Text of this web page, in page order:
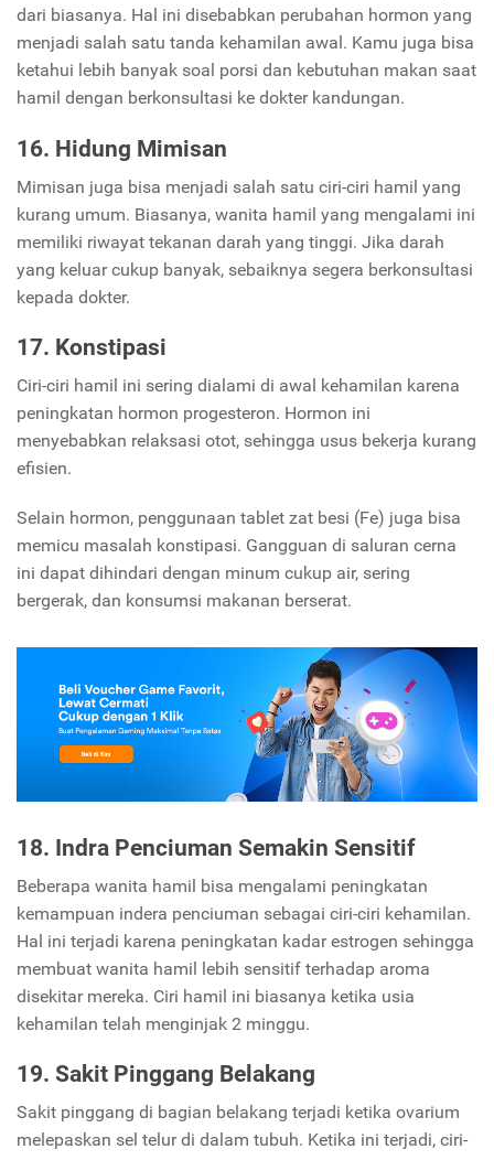
dari biasanya. Hal ini disebabkan perubahan hormon yang
menjadi salah satu tanda kehamilan awal. Kamu juga bisa
ketahui lebih banyak soal porsi dan kebutuhan makan saat
hamil dengan berkonsultasi ke dokter kandungan.
16. Hidung Mimisan
Mimisan juga bisa menjadi salah satu ciri-ciri hamil yang
kurang umum. Biasanya, wanita hamil yang mengalami ini
memiliki riwayat tekanan darah yang tinggi. Jika darah
yang keluar cukup banyak, sebaiknya segera berkonsultasi
kepada dokter.
17. Konstipasi
Ciri-ciri hamil ini sering dialami di awal kehamilan karena
peningkatan hormon progesteron. Hormon ini
menyebabkan relaksasi otot, sehingga usus bekerja kurang
efisien.
Selain hormon, penggunaan tablet zat besi (Fe) juga bisa
memicu masalah konstipasi. Gangguan di saluran cerna
ini dapat dihindari dengan minum cukup air, sering
bergerak, dan konsumsi makanan berserat.
18. Indra Penciuman Semakin Sensitif
Beberapa wanita hamil bisa mengalami peningkatan
kemampuan indera penciuman sebagai ciri-ciri kehamilan.
Hal ini terjadi karena peningkatan kadar estrogen sehingga
membuat wanita hamil lebih sensitif terhadap aroma
disekitar mereka. Ciri hamil ini biasanya ketika usia
kehamilan telah menginjak 2 minggu.
19. Sakit Pinggang Belakang
Sakit pinggang di bagian belakang terjadi ketika ovarium
melepaskan sel telur di dalam tubuh. Ketika ini terjadi, ciri-